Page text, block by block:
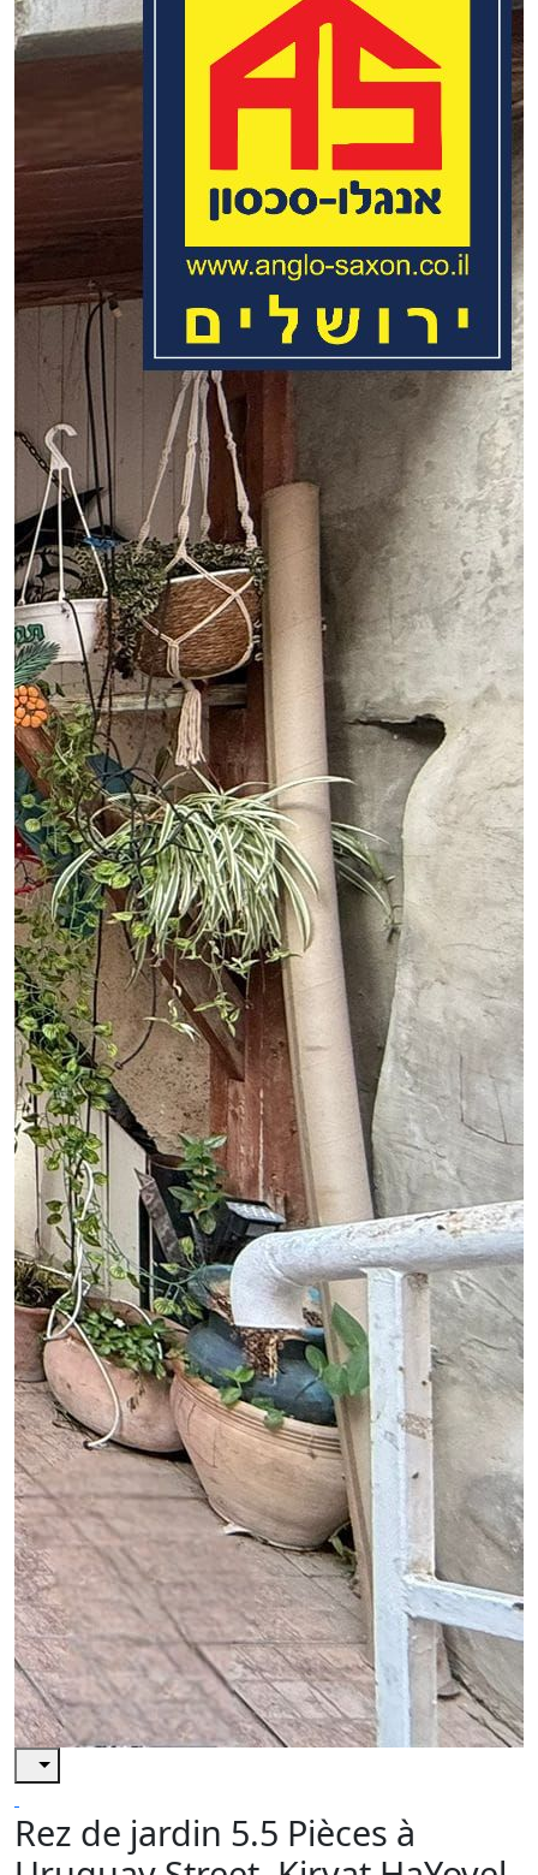
Rez de jardin 5.5 Pièces à